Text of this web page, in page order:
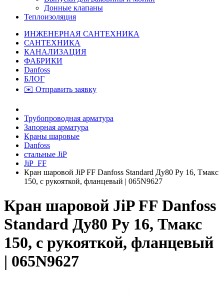
Донные клапаны
Теплоизоляция
ИНЖЕНЕРНАЯ САНТЕХНИКА
САНТЕХНИКА
КАНАЛИЗАЦИЯ
ФАБРИКИ
Danfoss
БЛОГ
✉️ Отправить заявку
Трубопроводная арматура
Запорная арматура
Краны шаровые
Danfoss
стальные JiP
JiP_FF
Кран шаровой JiP FF Danfoss Standard Ду80 Ру 16, Тмакс
150, с рукояткой, фланцевый | 065N9627
Кран шаровой JiP FF Danfoss
Standard Ду80 Ру 16, Тмакс
150, с рукояткой, фланцевый
| 065N9627